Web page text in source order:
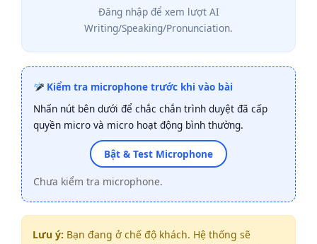
Đăng nhập để xem lượt AI
Writing/Speaking/Pronunciation.
Kiểm tra microphone trước khi vào bài
Nhấn nút bên dưới để chắc chắn trình duyệt đã cấp
quyền micro và micro hoạt động bình thường.
Bật & Test Microphone
Chưa kiểm tra microphone.
Lưu ý: Bạn đang ở chế độ khách. Hệ thống sẽ